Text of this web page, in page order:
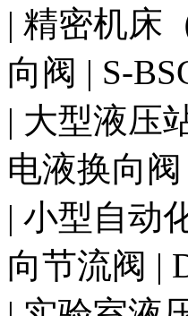
| 精密机床
向阀 | S-
| 大型液压
电液换向阀
| 小型自动
向节流阀 |